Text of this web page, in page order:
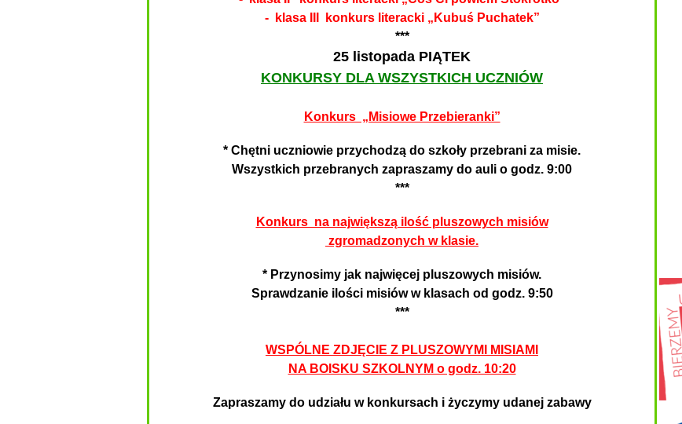
- klasa III konkurs literacki „Kubuś Puchatek”
***
25 listopada PIĄTEK
KONKURSY DLA WSZYSTKICH UCZNIÓW
Konkurs „Misiowe Przebieranki”
* Chętni uczniowie przychodzą do szkoły przebrani za misie.
Wszystkich przebranych zapraszamy do auli o godz. 9:00
***
Konkurs na największą ilość pluszowych misiów
zgromadzonych w klasie.
* Przynosimy jak najwięcej pluszowych misiów.
Sprawdzanie ilości misiów w klasach od godz. 9:50
***
WSPÓLNE ZDJĘCIE Z PLUSZOWYMI MISIAMI
NA BOISKU SZKOLNYM o godz. 10:20
Zapraszamy do udziału w konkursach i życzymy udanej zabawy